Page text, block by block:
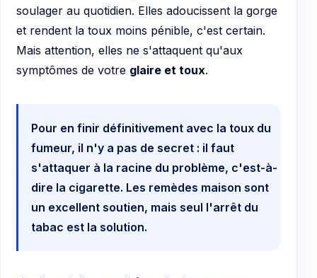
soulager au quotidien. Elles adoucissent la gorge
et rendent la toux moins pénible, c'est certain.
Mais attention, elles ne s'attaquent qu'aux
symptômes de votre glaire et toux.
Pour en finir définitivement avec la toux du
fumeur, il n'y a pas de secret : il faut
s'attaquer à la racine du problème, c'est-à-
dire la cigarette. Les remèdes maison sont
un excellent soutien, mais seul l'arrêt du
tabac est la solution.